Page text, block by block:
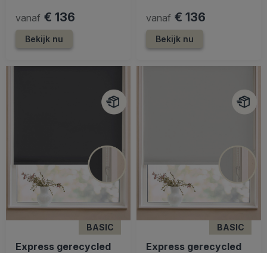
vanaf € 136
Bekijk nu
vanaf € 136
Bekijk nu
BASIC
Express gerecycled
BASIC
Express gerecycled